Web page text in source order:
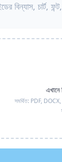
বিন্যাস, চার্ট,
সমর্থিত: PDF,